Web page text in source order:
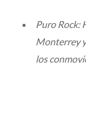
Puro Rock:
Monterrey
los